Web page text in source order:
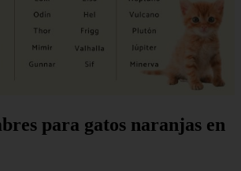
para gatos naranjas en